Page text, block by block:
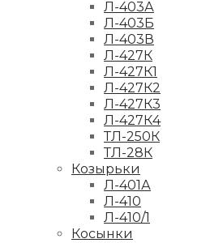
Л-403А
Л-403Б
Л-403В
Л-427К
Л-427К1
Л-427К2
Л-427К3
Л-427К4
ТЛ-250К
ТЛ-28К
Козырьки
Л-401А
Л-410
Л-410/1
Косынки